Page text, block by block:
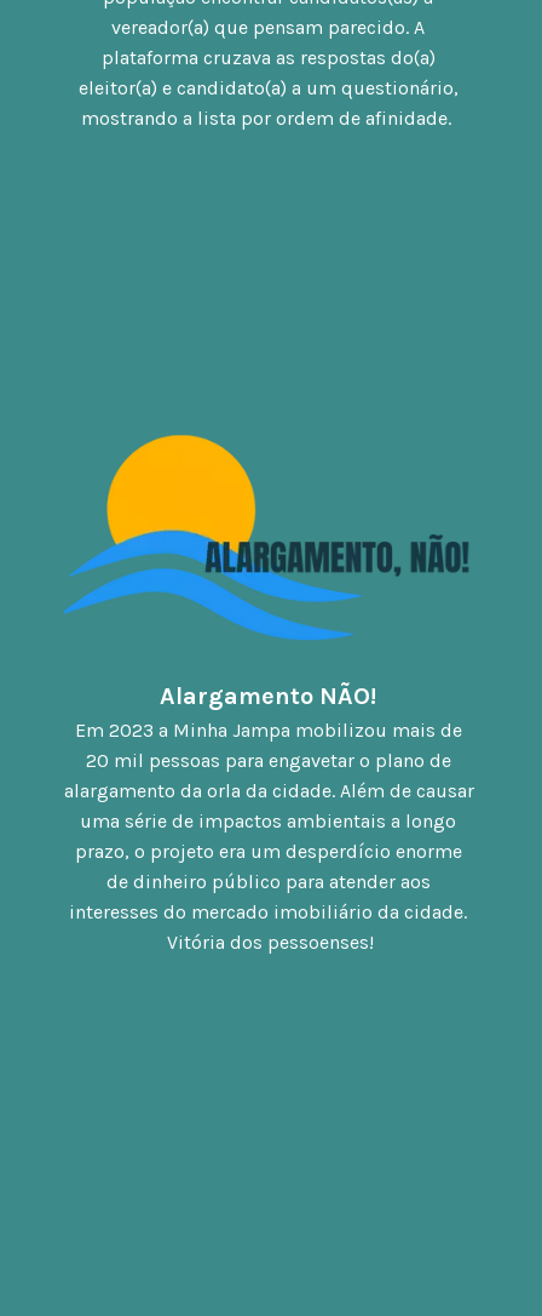
vereador(a) que pensam parecido. A
plataforma cruzava as respostas do(a)
eleitor(a) e candidato(a) a um questionário,
mostrando a lista por ordem de afinidade.
Alargamento NÃO!
Em 2023 a Minha Jampa mobilizou mais de
20 mil pessoas para engavetar o plano de
alargamento da orla da cidade. Além de causar
uma série de impactos ambientais a longo
prazo, o projeto era um desperdício enorme
de dinheiro público para atender aos
interesses do mercado imobiliário da cidade.
Vitória dos pessoenses!